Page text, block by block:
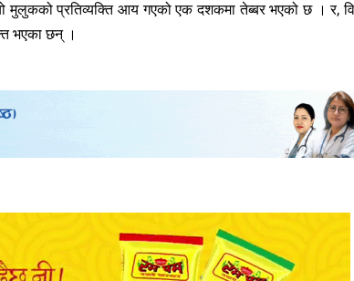
मुलुकको प्रतिव्यक्ति आय गएको एक दशकमा तेब्बर भएको छ । र,
भएका छन् ।